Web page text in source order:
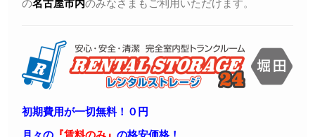
の名古屋市内のみなさまもご利用いただけます。
初期費用が一切無料！０円